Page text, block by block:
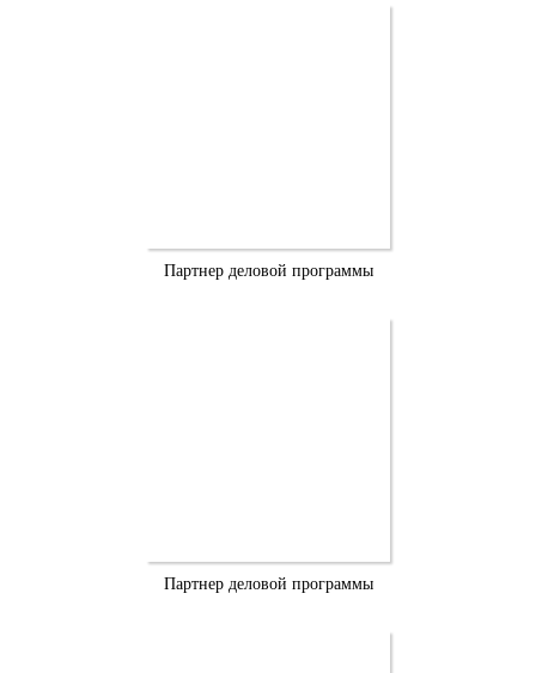
Партнер деловой программы
Партнер деловой программы